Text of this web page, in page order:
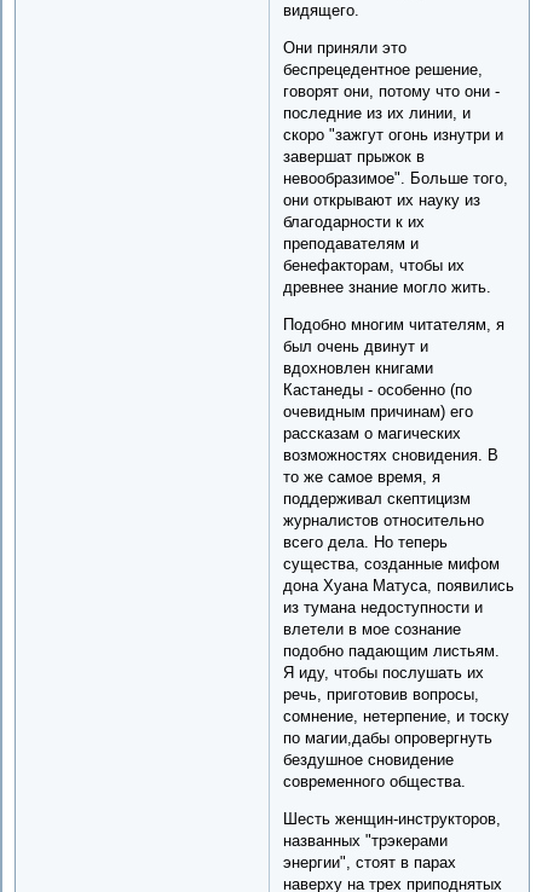
видящего.
Они приняли это
беспрецедентное решение,
говорят они, потому что они -
последние из их линии, и
скоро "зажгут огонь изнутри и
завершат прыжок в
невообразимое". Больше того,
они открывают их науку из
благодарности к их
преподавателям и
бенефакторам, чтобы их
древнее знание могло жить.
Подобно многим читателям, я
был очень двинут и
вдохновлен книгами
Кастанеды - особенно (по
очевидным причинам) его
рассказам о магических
возможностях сновидения. В
то же самое время, я
поддерживал скептицизм
журналистов относительно
всего дела. Но теперь
существа, созданные мифом
дона Хуана Матуса, появились
из тумана недоступности и
влетели в мое сознание
подобно падающим листьям.
Я иду, чтобы послушать их
речь, приготовив вопросы,
сомнение, нетерпение, и тоску
по магии,дабы опровергнуть
бездушное сновидение
современного общества.
Шесть женщин-инструкторов,
названных "трэкерами
энергии", стоят в парах
наверху на трех приподнятых